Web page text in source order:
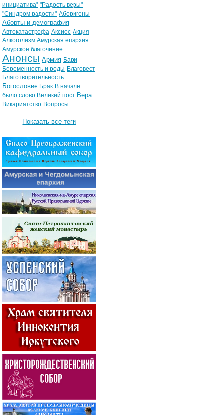
инициатива" "Радость веры"
"Синдром радости" Аборигены
Аборты и демография
Автокатастрофа Аксиос Акция
Алкоголизм Амурская епархия
Амурское благочиние
Анонсы Армия Бари
Беременность и роды Благовест
Благотворительность
Богословие Брак В начале
было слово Великий пост Вера
Викариатство Вопросы
Показать все теги